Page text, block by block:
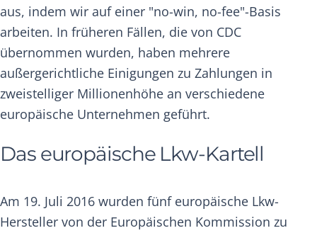
aus, indem wir auf einer "no-win, no-fee"-Basis
arbeiten. In früheren Fällen, die von CDC
übernommen wurden, haben mehrere
außergerichtliche Einigungen zu Zahlungen in
zweistelliger Millionenhöhe an verschiedene
europäische Unternehmen geführt.
Das europäische Lkw-Kartell
Am 19. Juli 2016 wurden fünf europäische Lkw-
Hersteller von der Europäischen Kommission zu